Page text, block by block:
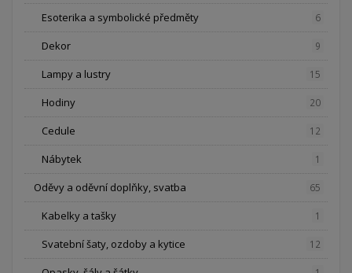
Esoterika a symbolické předměty 6
Dekor 9
Lampy a lustry 15
Hodiny 20
Cedule 12
Nábytek 1
Oděvy a oděvní doplňky, svatba 65
Kabelky a tašky 1
Svatební šaty, ozdoby a kytice 12